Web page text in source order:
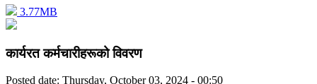
3.77MB
कार्यरत कर्मचारीहरूको विवरण
Posted date: Thursday, October 03, 2024 - 00:50